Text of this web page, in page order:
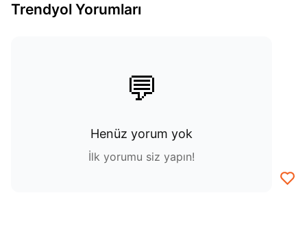
Trendyol Yorumları
💬
Henüz yorum yok
İlk yorumu siz yapın!